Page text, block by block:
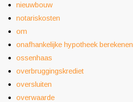
nieuwbouw
notariskosten
om
onafhankelijke hypotheek berekenen
ossenhaas
overbruggingskrediet
oversluiten
overwaarde